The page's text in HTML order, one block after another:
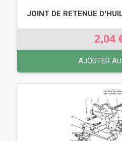
JOINT DE RETENUE
2,04
AJOUTER